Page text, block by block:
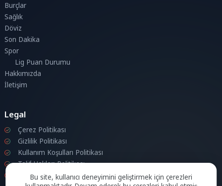
Burçlar
Sağlık
Döviz
Son Dakika
Spor
Lig Puan Durumu
Hakkımızda
İletişim
Legal
Çerez Politikası
Gizlilik Politikası
Kullanım Koşulları Politikası
Telif Hakları Politikası
İletişim
Bu site, kullanıcı deneyimini geliştirmek için çerezleri